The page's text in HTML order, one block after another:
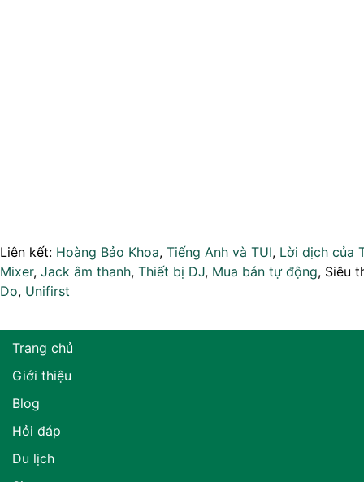
Liên kết: Hoàng Bảo Khoa, Tiếng Anh và TUI, Lời dịch của
Mixer, Jack âm thanh, Thiết bị DJ, Mua bán tự động, Siêu
Do, Unifirst
Trang chủ
Giới thiệu
Blog
Hỏi đáp
Du lịch